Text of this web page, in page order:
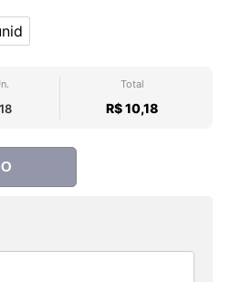
unid
Total
R$ 10,18